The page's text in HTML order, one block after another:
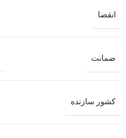
انقضا
ضمانت
کشور سازنده